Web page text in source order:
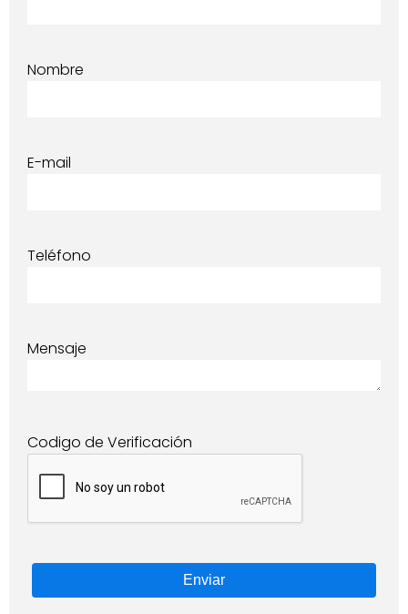
Nombre
E-mail
Teléfono
Mensaje
Codigo de Verificación
Enviar